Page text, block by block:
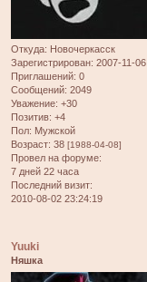
Откуда: Новочеркасск
Зарегистрирован: 2007-11-06
Приглашений: 0
Сообщений: 2049
Уважение: +30
Позитив: +4
Пол: Мужской
Возраст: 38 [1988-04-08]
Провел на форуме:
7 дней 22 часа
Последний визит:
2010-08-02 23:24:19
Yuuki
Няшка